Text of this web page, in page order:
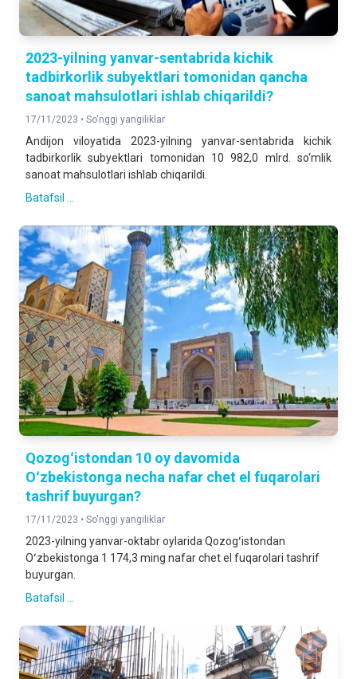
2023-yilning yanvar-sentabrida kichik
tadbirkorlik subyektlari tomonidan qancha
sanoat mahsulotlari ishlab chiqarildi?
17/11/2023 • So'nggi yangiliklar
Andijon viloyatida 2023-yilning yanvar-sentabrida kichik
tadbirkorlik subyektlari tomonidan 10 982,0 mlrd. so‘mlik
sanoat mahsulotlari ishlab chiqarildi.
Batafsil ...
Qozogʻistondan 10 oy davomida
Oʻzbekistonga necha nafar chet el fuqarolari
tashrif buyurgan?
17/11/2023 • So'nggi yangiliklar
2023-yilning yanvar-oktabr oylarida Qozogʻistondan
Oʻzbekistonga 1 174,3 ming nafar chet el fuqarolari tashrif
buyurgan.
Batafsil ...